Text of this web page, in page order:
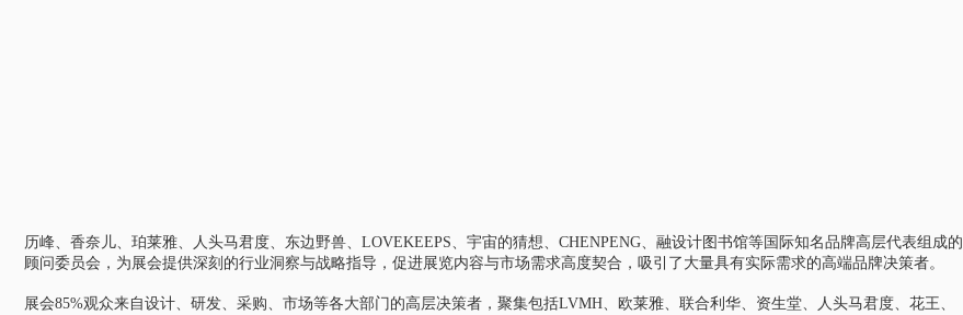
历峰、香奈儿、珀莱雅、人头马君度、东边野兽、LOVEKEEPS、宇宙的猜想、CHENPENG、融设计图书馆等国际知名品牌高层代表组成的
顾问委员会，为展会提供深刻的行业洞察与战略指导，促进展览内容与市场需求高度契合，吸引了大量具有实际需求的高端品牌决策者。
展会85%观众来自设计、研发、采购、市场等各大部门的高层决策者，聚集包括LVMH、欧莱雅、联合利华、资生堂、人头马君度、花王、